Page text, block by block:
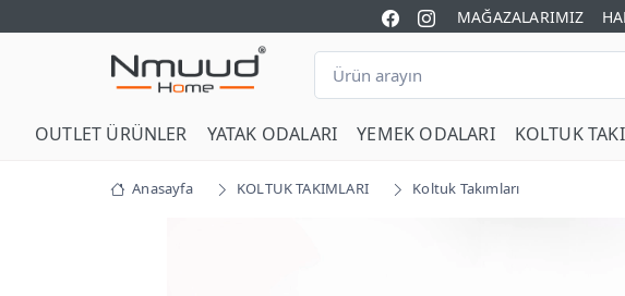
MAĞAZALARIMIZ
OUTLET ÜRÜNLER YATAK ODALARI YEMEK ODALARI KOLTUK
Anasayfa KOLTUK TAKIMLARI Koltuk Takımları